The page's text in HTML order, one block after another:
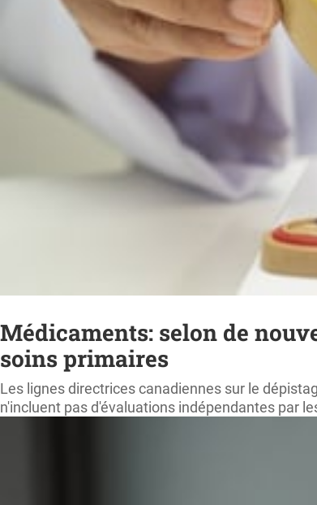
Médicaments: selon de
soins primaires
Les lignes directrices canadiennes sur le
n'incluent pas d'évaluations indépendantes par